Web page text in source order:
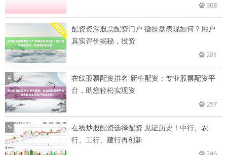
308
配资资深股票配资门户 徽操盘表现如何？用户
真实评价揭秘，投资
281
4
在线股票配资排名 新牛配资：专业股票配资平
台，助您轻松实现资
257
5
在线炒股配资选择配资 见证历史！中行、农
行、工行、建行再创新